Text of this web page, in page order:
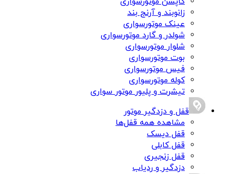
زانوبند و آرنج بند
عینک موتورسواری
شولدر و گارد موتورسواری
شلوار موتورسواری
بوت موتورسواری
فیس موتورسواری
کوله موتورسواری
تیشرت و پلیور موتور سواری
قفل و دزدگیر موتور
مشاهده همه قفل‌ها
قفل دیسک
قفل کابلی
قفل زنجیری
دزدگیر و ردیاب